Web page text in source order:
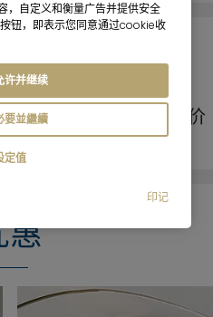
免费物业估价
惠
，自定义和衡量广告并提供安全
钮，即表示您同意通过cookie收
许并继续
要並繼續
定值
印记